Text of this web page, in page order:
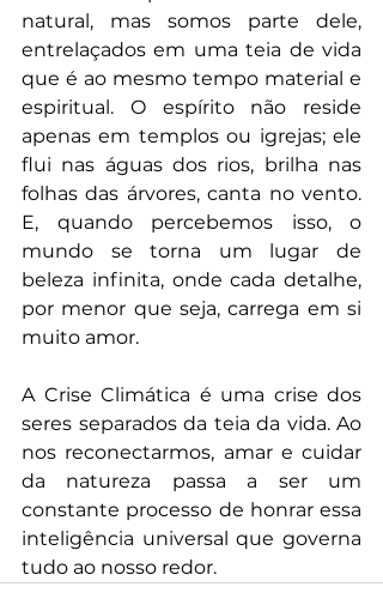
natural, mas somos parte dele,
entrelaçados em uma teia de vida
que é ao mesmo tempo material e
espiritual. O espírito não reside
apenas em templos ou igrejas; ele
flui nas águas dos rios, brilha nas
folhas das árvores, canta no vento.
E, quando percebemos isso, o
mundo se torna um lugar de
beleza infinita, onde cada detalhe,
por menor que seja, carrega em si
muito amor.
A Crise Climática é uma crise dos
seres separados da teia da vida. Ao
nos reconectarmos, amar e cuidar
da natureza passa a ser um
constante processo de honrar essa
inteligência universal que governa
tudo ao nosso redor.